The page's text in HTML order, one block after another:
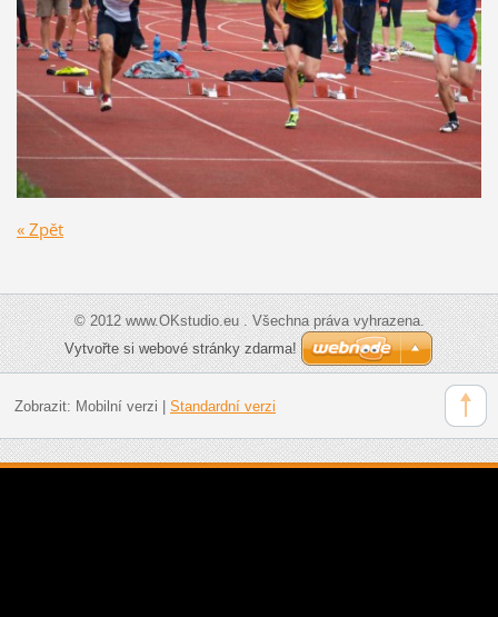
« Zpět
© 2012 www.OKstudio.eu . Všechna práva vyhrazena.
Vytvořte si webové stránky zdarma!
Zobrazit: Mobilní verzi Standardní verzi